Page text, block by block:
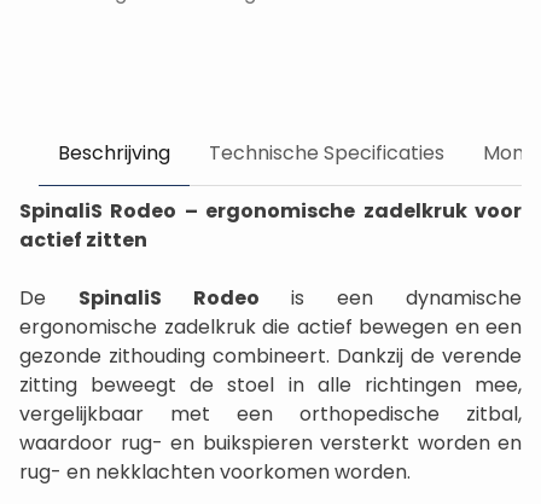
Beschrijving Technische Specificaties
SpinaliS Rodeo – ergonomische zadelkruk voor
actief zitten
De SpinaliS Rodeo is een dynamische
ergonomische zadelkruk die actief bewegen en een
gezonde zithouding combineert. Dankzij de verende
zitting beweegt de stoel in alle richtingen mee,
vergelijkbaar met een orthopedische zitbal,
waardoor rug- en buikspieren versterkt worden en
rug- en nekklachten voorkomen worden.